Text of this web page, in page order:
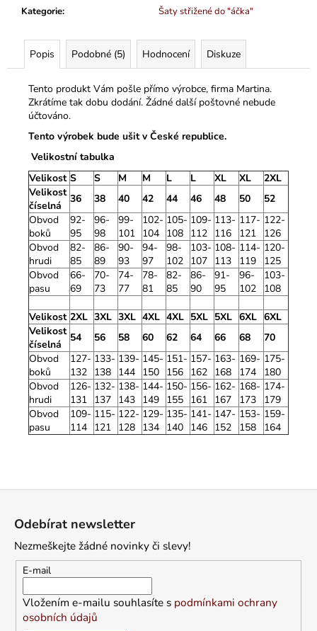
Kategorie: Šaty střižené do "áčka"
Popis Podobné (5) Hodnocení Diskuze
Tento produkt Vám pošle přímo výrobce, firma Martina.
Zkrátíme tak dobu dodání. Žádné další poštovné nebude
účtováno.
Tento výrobek bude ušit v České republice.
Velikostní tabulka
Velikost S S M M L L XL XL
2XL
Velikost
číselná
36 38 40 42 44 46 48 50
52
Obvod
boků
92-
95
96-
98
99-
101
102-
104
105-
108
109-
112
113-
116
117-
121
122-
126
Obvod
hrudi
82-
85
86-
89
90-
93
94-
97
98-
102
103-
107
108-
113
114-
119
120-
125
Obvod
pasu
66-
69
70-
73
74-
77
78-
81
82-
85
86-
90
91-
95
96-
102
103-
108
Velikost 2XL 3XL 3XL 4XL 4XL 5XL 5XL 6XL 6XL
Velikost
číselná
54 56 58 60 62 64 66 68
70
Obvod
boků
127-
132
133-
138
139-
144
145-
150
151-
156
157-
162
163-
168
169-
174
175-
180
Obvod
hrudi
126-
131
132-
137
138-
143
144-
149
150-
155
156-
161
162-
167
168-
173
174-
179
Obvod
pasu
109-
114
115-
121
122-
128
129-
134
135-
140
141-
146
147-
152
153-
158
159-
164
Odebírat newsletter
Nezmeškejte žádné novinky či slevy!
E-mail
Vložením e-mailu souhlasíte s podmínkami ochrany
osobních údajů